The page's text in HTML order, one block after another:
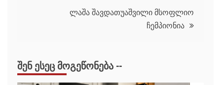
ლაშა შავდათუაშვილი მსოფლიო
ჩემპიონია
ᲨᲔᲜ ᲔᲡᲔᲪ ᲛᲝᲒᲔᲬᲝᲜᲔᲑᲐ --